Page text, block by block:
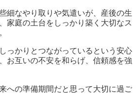
細なやり取りや気遣いが、産後の生
家庭の土台をしっかり築く大切なス
っかりとつながっているという安心
お互いの不安を和らげ、信頼感を強
への準備期間だと思って大切に過ご